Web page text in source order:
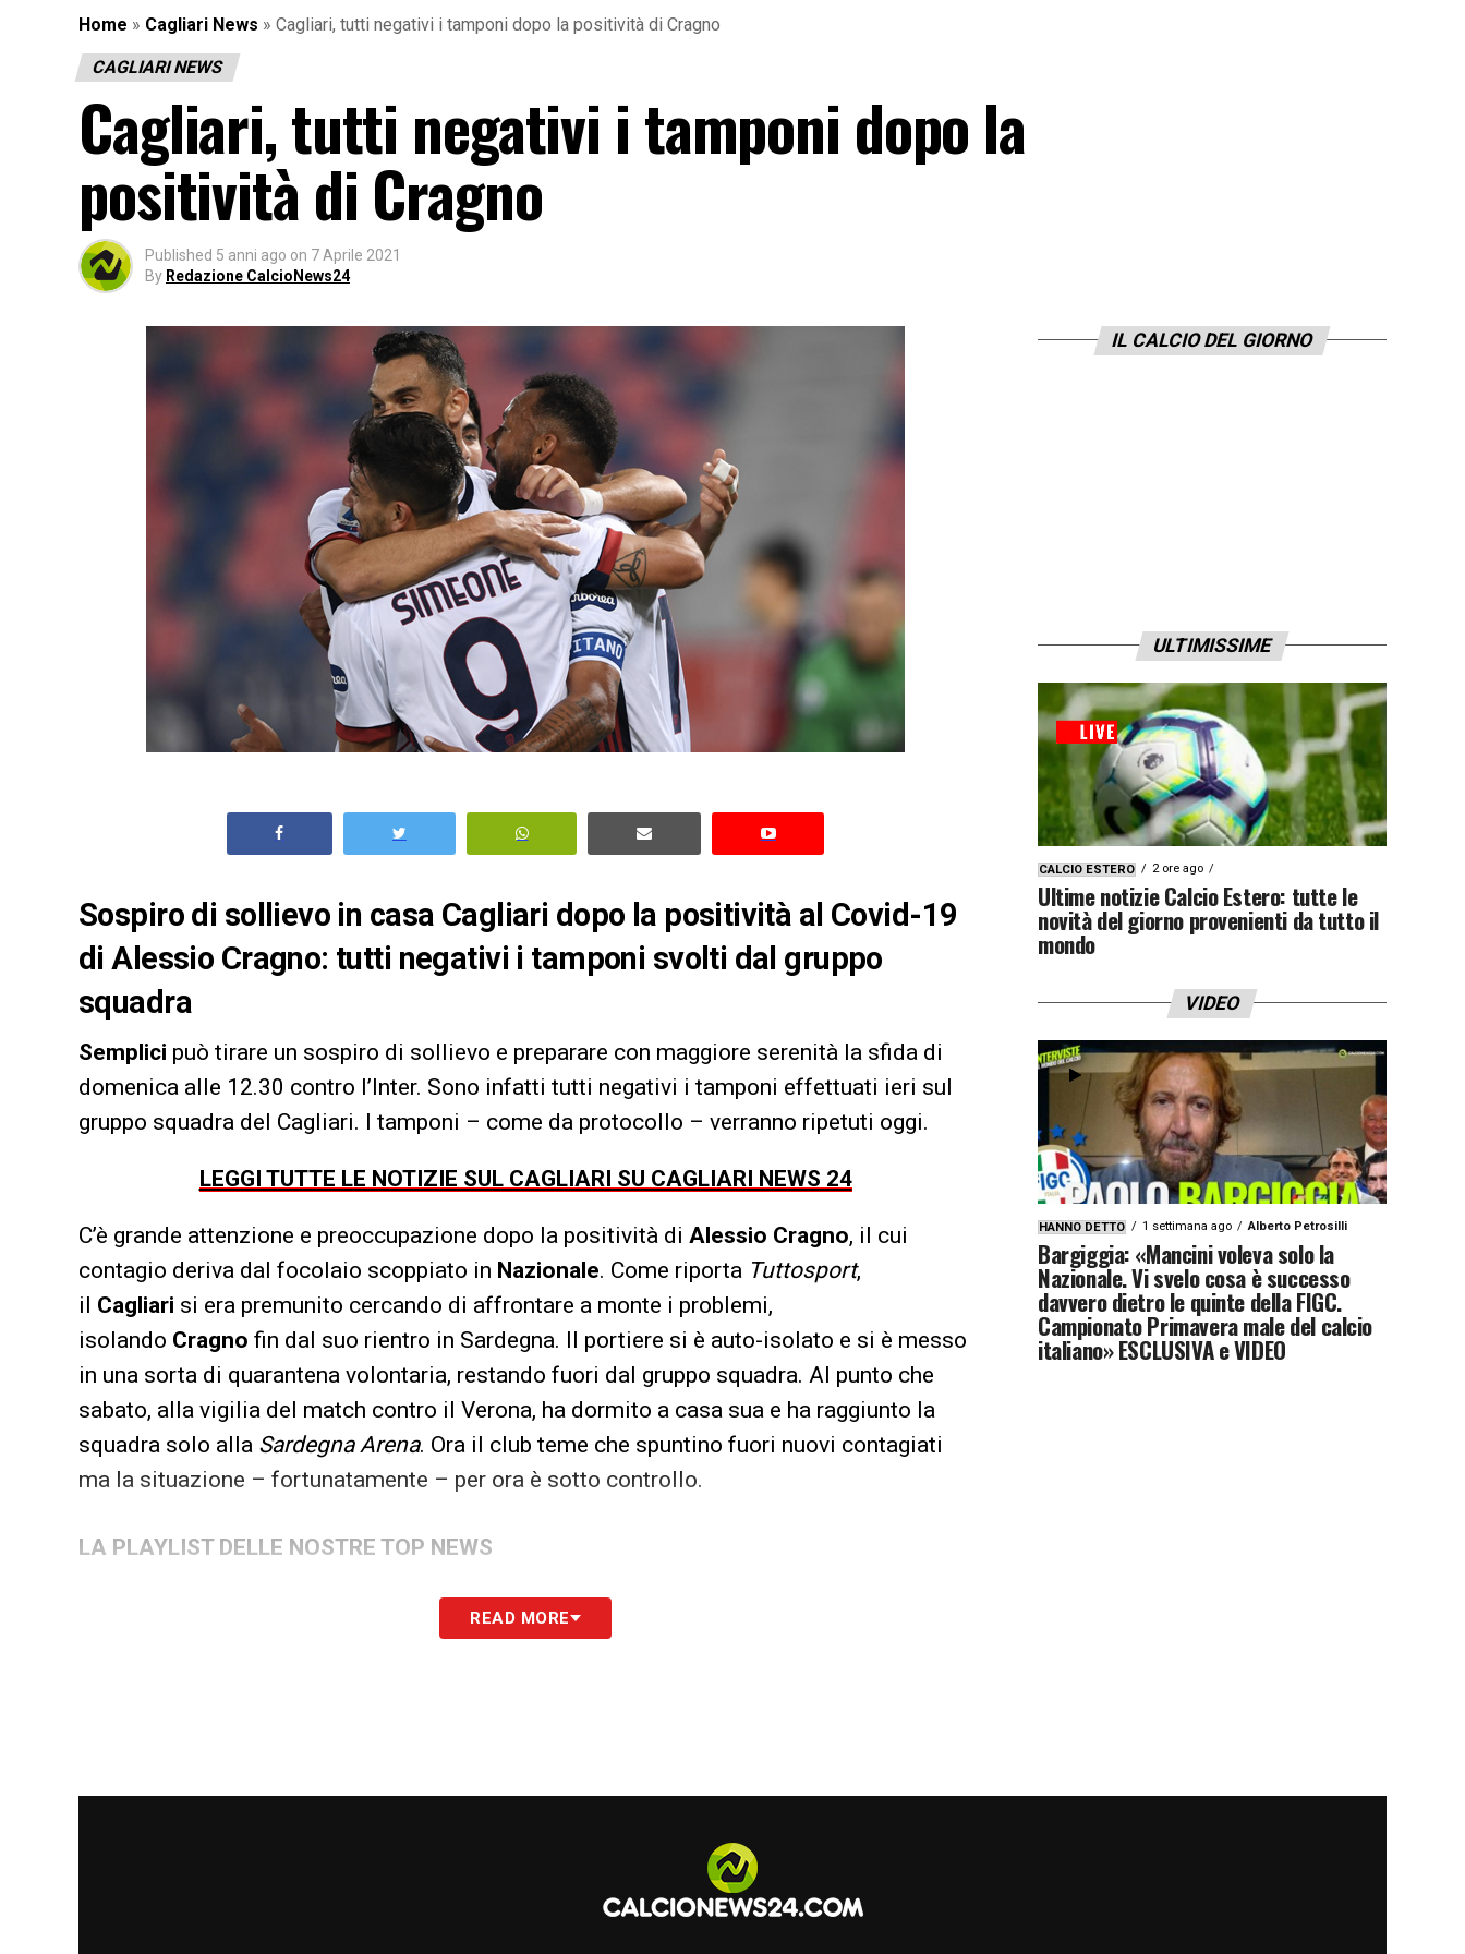
Home » Cagliari News » Cagliari, tutti negativi i tamponi dopo la positività di Cragno
CAGLIARI NEWS
Cagliari, tutti negativi i tamponi dopo la
positività di Cragno
Published 5 anni ago on 7 Aprile 2021
By Redazione CalcioNews24
Sospiro di sollievo in casa Cagliari dopo la positività al Covid-19
di Alessio Cragno: tutti negativi i tamponi svolti dal gruppo
squadra
Semplici può tirare un sospiro di sollievo e preparare con maggiore serenità la sfida di
domenica alle 12.30 contro l’Inter. Sono infatti tutti negativi i tamponi effettuati ieri sul
gruppo squadra del Cagliari. I tamponi – come da protocollo – verranno ripetuti oggi.
LEGGI TUTTE LE NOTIZIE SUL CAGLIARI SU CAGLIARI NEWS 24
C’è grande attenzione e preoccupazione dopo la positività di Alessio Cragno, il cui
contagio deriva dal focolaio scoppiato in Nazionale. Come riporta Tuttosport,
il Cagliari si era premunito cercando di affrontare a monte i problemi,
isolando Cragno fin dal suo rientro in Sardegna. Il portiere si è auto-isolato e si è messo
in una sorta di quarantena volontaria, restando fuori dal gruppo squadra. Al punto che
sabato, alla vigilia del match contro il Verona, ha dormito a casa sua e ha raggiunto la
squadra solo alla Sardegna Arena. Ora il club teme che spuntino fuori nuovi contagiati
ma la situazione – fortunatamente – per ora è sotto controllo.
LA PLAYLIST DELLE NOSTRE TOP NEWS
READ MORE
IL CALCIO DEL GIORNO
ULTIMISSIME
CALCIO ESTERO 2 ore ago
Ultime notizie Calcio Estero: tutte le
novità del giorno provenienti da tutto il
mondo
VIDEO
HANNO DETTO 1 settimana ago Alberto Petrosilli
Bargiggia: «Mancini voleva solo la
Nazionale. Vi svelo cosa è successo
davvero dietro le quinte della FIGC.
Campionato Primavera male del calcio
italiano» ESCLUSIVA e VIDEO